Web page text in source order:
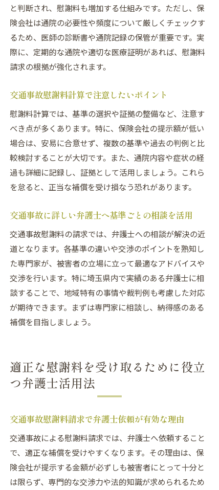
と判断され、慰謝料も増加する仕組みです。ただし、保
険会社は通院の必要性や頻度について厳しくチェックす
るため、医師の診断書や通院記録の保管が重要です。実
際に、定期的な通院や適切な医療証明があれば、慰謝料
請求の根拠が強化されます。
交通事故慰謝料計算で注意したいポイント
慰謝料計算では、基準の選択や証拠の整備など、注意す
べき点が多くあります。特に、保険会社の提示額が低い
場合は、安易に合意せず、複数の基準や過去の判例と比
較検討することが大切です。また、通院内容や症状の経
過も詳細に記録し、証拠として活用しましょう。これら
を怠ると、正当な補償を受け損なう恐れがあります。
交通事故に詳しい弁護士へ基準ごとの相談を活用
交通事故慰謝料の請求では、弁護士への相談が解決の近
道となります。各基準の違いや交渉のポイントを熟知し
た専門家が、被害者の立場に立って最適なアドバイスや
交渉を行います。特に埼玉県内で実績のある弁護士に相
談することで、地域特有の事情や裁判例も考慮した対応
が期待できます。まずは専門家に相談し、納得感のある
補償を目指しましょう。
適正な慰謝料を受け取るために役立
つ弁護士活用法
交通事故慰謝料請求で弁護士依頼が有効な理由
交通事故による慰謝料請求では、弁護士へ依頼すること
で、適正な補償を受けやすくなります。その理由は、保
険会社が提示する金額が必ずしも被害者にとって十分と
は限らず、専門的な交渉力や法的知識が求められるため